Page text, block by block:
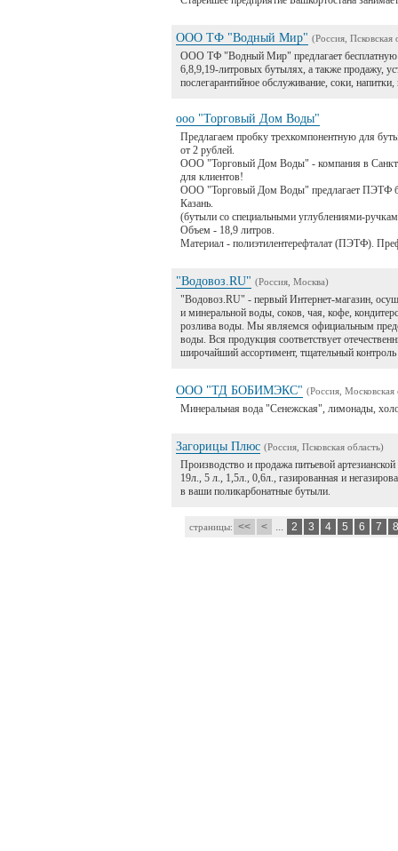
ООО ТФ "Водный Мир" (Россия, Псковская
ООО ТФ "Водный Мир" предлагает бесплатную
6,8,9,19-литровых бутылях, а также продажу,
послегарантийное обслуживание, соки,
ооо "Торговый Дом Воды"
Предлагаем пробку трехкомпонентную для
от 2 рублей.
ООО "Торговый Дом Воды" - компания в Санкт-
для клиентов!
ООО "Торговый Дом Воды" предлагает ПЭТФ
Казань.
(бутыли со специальными углублениями-
Объем - 18,9 литров.
Материал - полиэтилентерефталат (ПЭТФ).
"Водовоз.RU" (Россия, Москва)
"Водовоз.RU" - первый Интернет-магазин,
и минеральной воды, соков, чая, кофе,
розлива воды. Мы являемся официальным
воды. Вся продукция соответствует
широчайший ассортимент, тщательный
ООО "ТД БОБИМЭКС" (Россия, Московская
Минеральная вода "Сенежская", лимонады,
Загорицы Плюс (Россия, Псковская область)
Производство и продажа питьевой
19л., 5 л., 1,5л., 0,6л., газированная и
в ваши поликарбонатные бутыли.
страницы: << < ... 2 3 4 5 6 7